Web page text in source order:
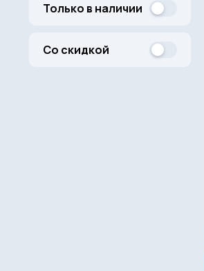
Только в наличии
Со скидкой